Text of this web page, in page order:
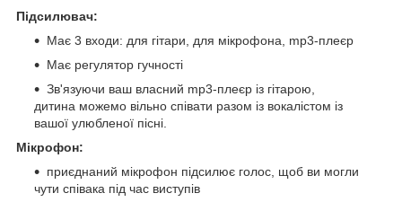
Підсилювач:
Має 3 входи: для гітари, для мікрофона, mp3-плеєр
Має регулятор гучності
Зв'язуючи ваш власний mp3-плеєр із гітарою,
дитина можемо вільно співати разом із вокалістом із
вашої улюбленої пісні.
Мікрофон:
приєднаний мікрофон підсилює голос, щоб ви могли
чути співака під час виступів